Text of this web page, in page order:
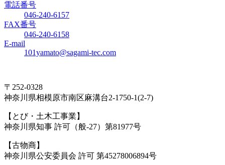
電話番号
046-240-6157
FAX番号
046-240-6158
E-mail
101yamato@sagami-tec.com
〒252-0328
神奈川県相模原市南区麻溝台2-1750-1(2-7)
【とび・土木工事業】
神奈川県知事 許可（般-27）第81977号
【古物商】
神奈川県公安委員会 許可 第45278006894号